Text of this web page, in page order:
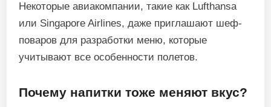
Некоторые авиакомпании, такие как Lufthansa
или Singapore Airlines, даже приглашают шеф-
поваров для разработки меню, которые
учитывают все особенности полетов.
Почему напитки тоже меняют вкус?